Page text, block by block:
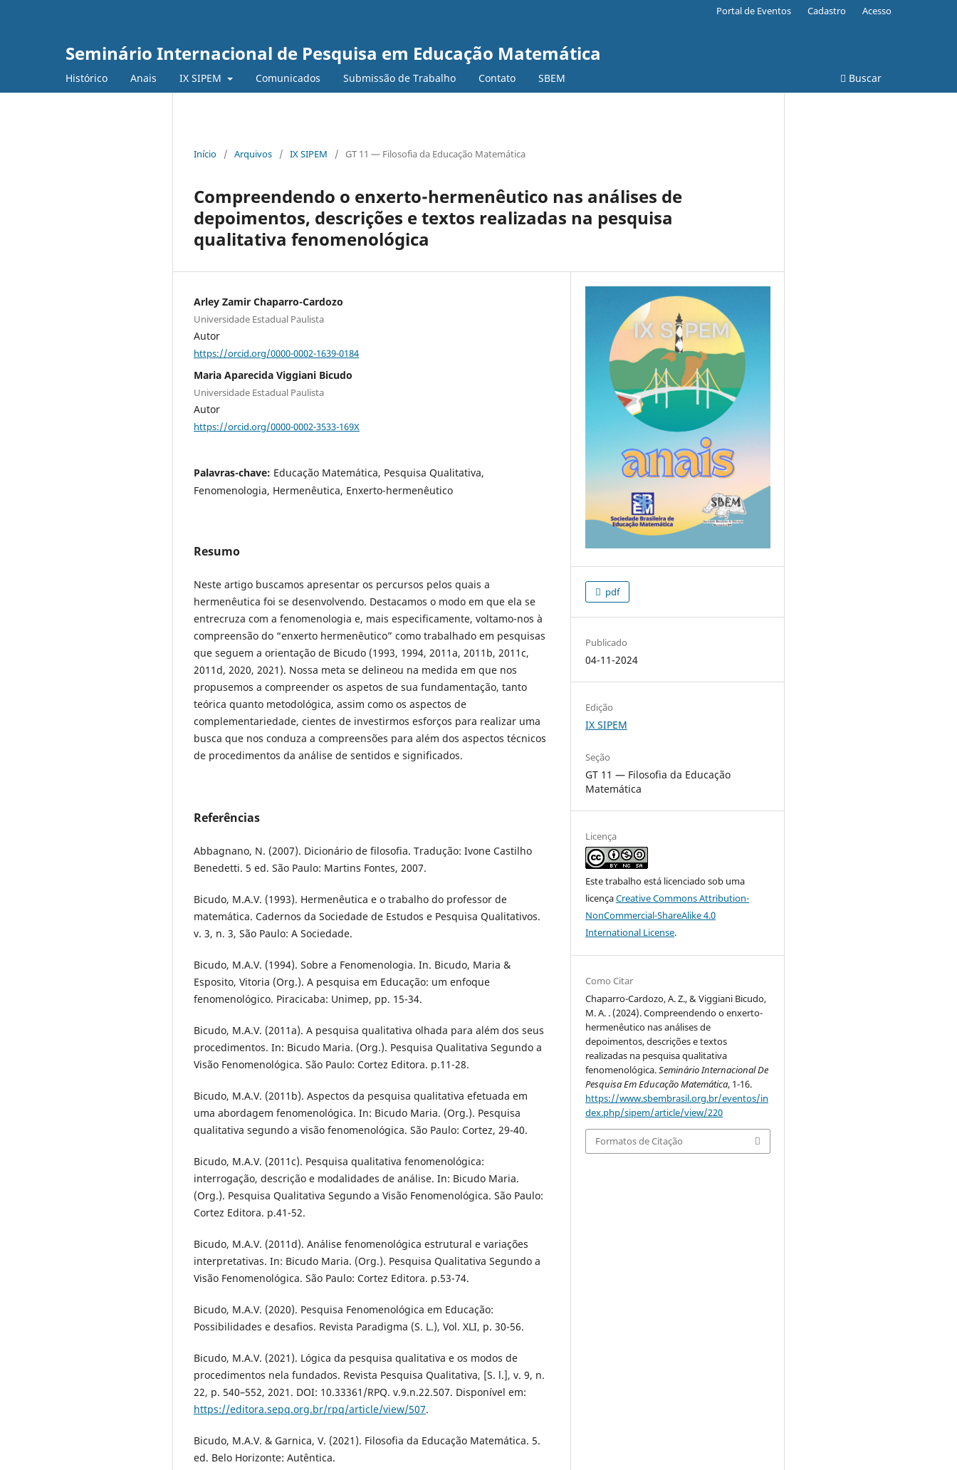
Seminário Internacional de Pesquisa em Educação Matemática
Histórico Anais IX SIPEM Comunicados Submissão de Trabalho Contato SBEM Buscar
Portal de Eventos Cadastro Acesso
Início / Arquivos / IX SIPEM / GT 11 — Filosofia da Educação Matemática
Compreendendo o enxerto-hermenêutico nas análises de
depoimentos, descrições e textos realizadas na pesquisa
qualitativa fenomenológica
Arley Zamir Chaparro-Cardozo
Universidade Estadual Paulista
Autor
https://orcid.org/0000-0002-1639-0184
Maria Aparecida Viggiani Bicudo
Universidade Estadual Paulista
Autor
https://orcid.org/0000-0002-3533-169X
Palavras-chave: Educação Matemática, Pesquisa Qualitativa,
Fenomenologia, Hermenêutica, Enxerto-hermenêutico
Resumo
Neste artigo buscamos apresentar os percursos pelos quais a
hermenêutica foi se desenvolvendo. Destacamos o modo em que ela se
entrecruza com a fenomenologia e, mais especificamente, voltamo-nos à
compreensão do “enxerto hermenêutico” como trabalhado em pesquisas
que seguem a orientação de Bicudo (1993, 1994, 2011a, 2011b, 2011c,
2011d, 2020, 2021). Nossa meta se delineou na medida em que nos
propusemos a compreender os aspetos de sua fundamentação, tanto
teórica quanto metodológica, assim como os aspectos de
complementariedade, cientes de investirmos esforços para realizar uma
busca que nos conduza a compreensões para além dos aspectos técnicos
de procedimentos da análise de sentidos e significados.
Referências
Abbagnano, N. (2007). Dicionário de filosofia. Tradução: Ivone Castilho
Benedetti. 5 ed. São Paulo: Martins Fontes, 2007.
Bicudo, M.A.V. (1993). Hermenêutica e o trabalho do professor de
matemática. Cadernos da Sociedade de Estudos e Pesquisa Qualitativos.
v. 3, n. 3, São Paulo: A Sociedade.
Bicudo, M.A.V. (1994). Sobre a Fenomenologia. In. Bicudo, Maria &
Esposito, Vitoria (Org.). A pesquisa em Educação: um enfoque
fenomenológico. Piracicaba: Unimep, pp. 15-34.
Bicudo, M.A.V. (2011a). A pesquisa qualitativa olhada para além dos seus
procedimentos. In: Bicudo Maria. (Org.). Pesquisa Qualitativa Segundo a
Visão Fenomenológica. São Paulo: Cortez Editora. p.11-28.
Bicudo, M.A.V. (2011b). Aspectos da pesquisa qualitativa efetuada em
uma abordagem fenomenológica. In: Bicudo Maria. (Org.). Pesquisa
qualitativa segundo a visão fenomenológica. São Paulo: Cortez, 29-40.
Bicudo, M.A.V. (2011c). Pesquisa qualitativa fenomenológica:
interrogação, descrição e modalidades de análise. In: Bicudo Maria.
(Org.). Pesquisa Qualitativa Segundo a Visão Fenomenológica. São Paulo:
Cortez Editora. p.41-52.
Bicudo, M.A.V. (2011d). Análise fenomenológica estrutural e variações
interpretativas. In: Bicudo Maria. (Org.). Pesquisa Qualitativa Segundo a
Visão Fenomenológica. São Paulo: Cortez Editora. p.53-74.
Bicudo, M.A.V. (2020). Pesquisa Fenomenológica em Educação:
Possibilidades e desafios. Revista Paradigma (S. L.), Vol. XLI, p. 30-56.
Bicudo, M.A.V. (2021). Lógica da pesquisa qualitativa e os modos de
procedimentos nela fundados. Revista Pesquisa Qualitativa, [S. l.], v. 9, n.
22, p. 540–552, 2021. DOI: 10.33361/RPQ. v.9.n.22.507. Disponível em:
https://editora.sepq.org.br/rpq/article/view/507.
Bicudo, M.A.V. & Garnica, V. (2021). Filosofia da Educação Matemática. 5.
ed. Belo Horizonte: Autêntica.
pdf
Publicado
04-11-2024
Edição
IX SIPEM
Seção
GT 11 — Filosofia da Educação
Matemática
Licença
Este trabalho está licenciado sob uma
licençaCreative Commons Attribution-
NonCommercial-ShareAlike 4.0
International License.
Como Citar
Chaparro-Cardozo, A. Z., & Viggiani Bicudo,
M. A. . (2024). Compreendendo o enxerto-
hermenêutico nas análises de
depoimentos, descrições e textos
realizadas na pesquisa qualitativa
fenomenológica.Seminário Internacional De
Pesquisa Em Educação Matemática, 1-16.
https://www.sbembrasil.org.br/eventos/in
dex.php/sipem/article/view/220
Formatos de Citação